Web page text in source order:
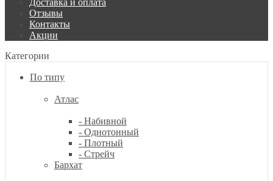
Доставка и оплата
Отзывы
Контакты
Акции
Категории
По типу
Атлас
- Набивной
- Однотонный
- Плотный
- Стрейч
Бархат